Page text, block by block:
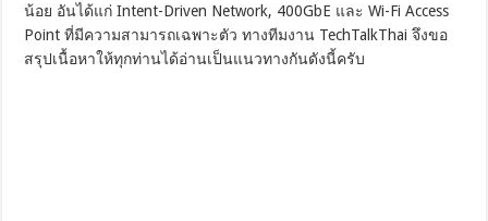
น้อย อันได้แก่ Intent-Driven Network, 400GbE และ Wi-Fi Access
Point ที่มีความสามารถเฉพาะตัว ทางทีมงาน TechTalkThai จึงขอ
สรุปเนื้อหาให้ทุกท่านได้อ่านเป็นแนวทางกันดังนี้ครับ